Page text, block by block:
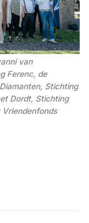
van
Ferenc, de
Stichting
Dordt, Stichting
Vriendenfonds